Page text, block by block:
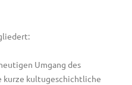
Umgang des
kurze kultugeschichtliche